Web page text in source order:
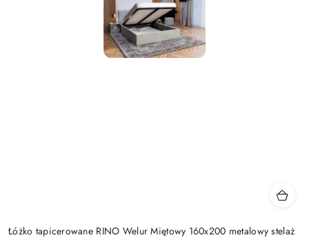
Łóżko tapicerowane RINO Welur Miętowy 160x200 metalowy stelaż